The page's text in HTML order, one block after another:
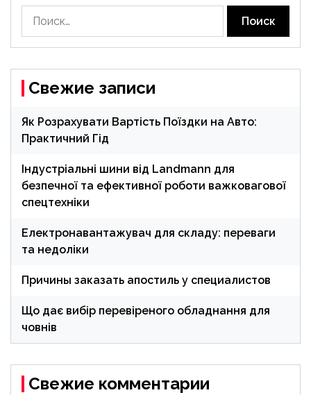
Свежие записи
Як Розрахувати Вартість Поїздки на Авто:
Практичний Гід
Індустріальні шини від Landmann для
безпечної та ефективної роботи важковагової
спецтехніки
Електронавантажувач для складу: переваги
та недоліки
Причины заказать апостиль у специалистов
Що дає вибір перевіреного обладнання для
човнів
Свежие комментарии